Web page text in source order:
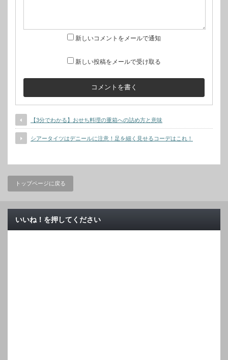
新しいコメントをメールで通知
新しい投稿をメールで受け取る
【3分でわかる】おせち料理の重箱への詰め方と意味
シアータイツはデニールに注意！足を細く見せるコーデはこれ！
トップページに戻る
いいね！を押してください